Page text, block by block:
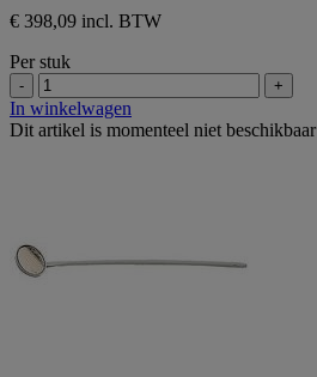
€ 398,09 incl. BTW
Per stuk
- +
In winkelwagen
Dit artikel is momenteel niet beschikbaar